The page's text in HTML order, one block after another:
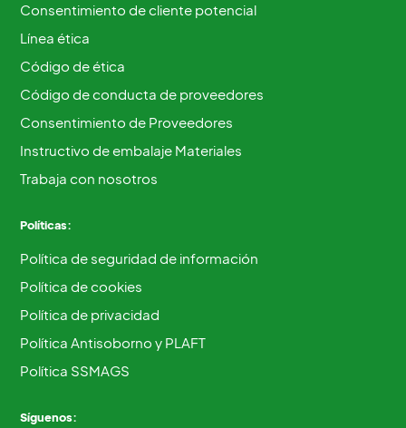
Consentimiento de cliente potencial
Línea ética
Código de ética
Código de conducta de proveedores
Consentimiento de Proveedores
Instructivo de embalaje Materiales
Trabaja con nosotros
Políticas:
Política de seguridad de información
Política de cookies
Política de privacidad
Política Antisoborno y PLAFT
Política SSMAGS
Síguenos: